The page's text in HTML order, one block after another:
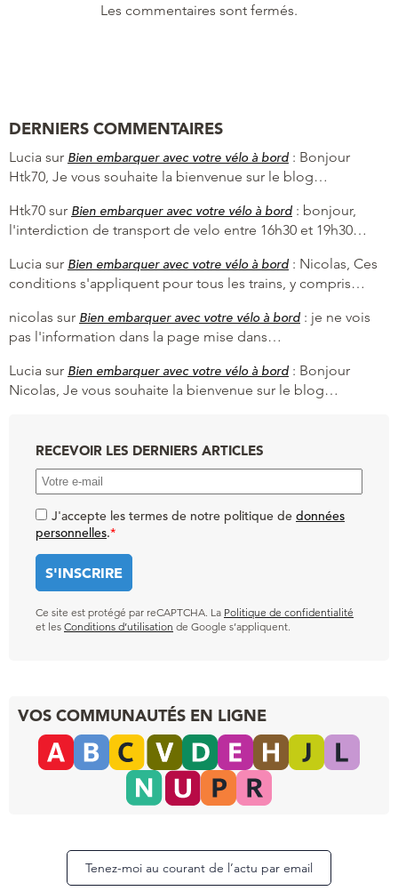
Les commentaires sont fermés.
DERNIERS COMMENTAIRES
Lucia sur Bien embarquer avec votre vélo à bord : Bonjour
Htk70, Je vous souhaite la bienvenue sur le blog…
Htk70 sur Bien embarquer avec votre vélo à bord : bonjour,
l'interdiction de transport de velo entre 16h30 et 19h30…
Lucia sur Bien embarquer avec votre vélo à bord : Nicolas, Ces
conditions s'appliquent pour tous les trains, y compris…
nicolas sur Bien embarquer avec votre vélo à bord : je ne vois
pas l'information dans la page mise dans…
Lucia sur Bien embarquer avec votre vélo à bord : Bonjour
Nicolas, Je vous souhaite la bienvenue sur le blog…
RECEVOIR LES DERNIERS ARTICLES
J'accepte les termes de notre politique de données
personnelles.*
Ce site est protégé par reCAPTCHA. La Politique de confidentialité
et les Conditions d’utilisation de Google s’appliquent.
VOS COMMUNAUTÉS EN LIGNE
Tenez-moi au courant de l’actu par email